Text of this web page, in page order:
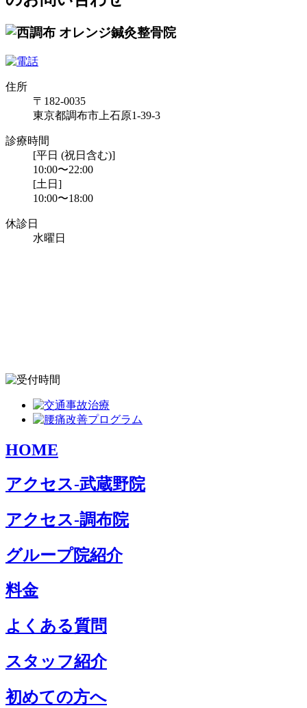
住所
〒182-0035
東京都調布市上石原1-39-3
診療時間
[平日 (祝日含む)]
10:00〜22:00
[土日]
10:00〜18:00
休診日
水曜日
HOME
アクセス-武蔵野院
アクセス-調布院
グループ院紹介
料金
よくある質問
スタッフ紹介
初めての方へ